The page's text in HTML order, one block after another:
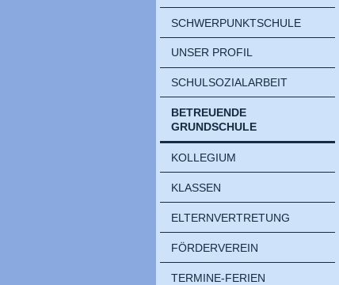
SCHWERPUNKTSCHULE
UNSER PROFIL
SCHULSOZIALARBEIT
BETREUENDE
GRUNDSCHULE
KOLLEGIUM
KLASSEN
ELTERNVERTRETUNG
FÖRDERVEREIN
TERMINE-FERIEN